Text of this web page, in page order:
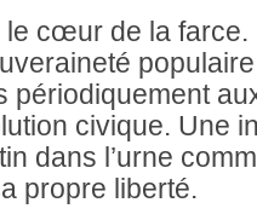
le cœur de la farce.
périodiquement
civique. Une
dans l’urne
propre liberté.